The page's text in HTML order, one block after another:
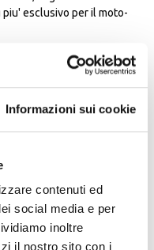
Informazioni sui cookie
contenuti ed
social media e per
inoltre
il nostro sito con i
piu' esclusivo per il moto-
per la sua resistenza agli
S-M | 2° L | 3° XL-XXL-
D